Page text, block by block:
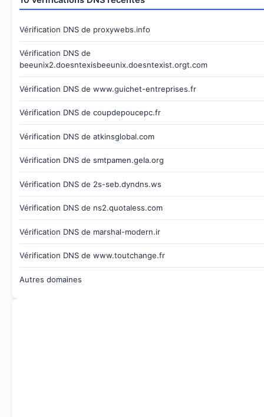
Vérification DNS de proxywebs.info
Vérification DNS de
beeunix2.doesntexisbeeunix.doesntexist.orgt.com
Vérification DNS de www.guichet-entreprises.fr
Vérification DNS de coupdepoucepc.fr
Vérification DNS de atkinsglobal.com
Vérification DNS de smtpamen.gela.org
Vérification DNS de 2s-seb.dyndns.ws
Vérification DNS de ns2.quotaless.com
Vérification DNS de marshal-modern.ir
Vérification DNS de www.toutchange.fr
Autres domaines